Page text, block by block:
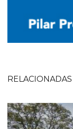
RELACIONADAS
Imagen